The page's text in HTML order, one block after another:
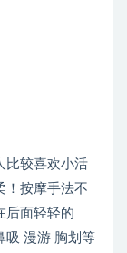
比较喜欢小活
！按摩手法不
后面轻轻的
吸 漫游 胸划等